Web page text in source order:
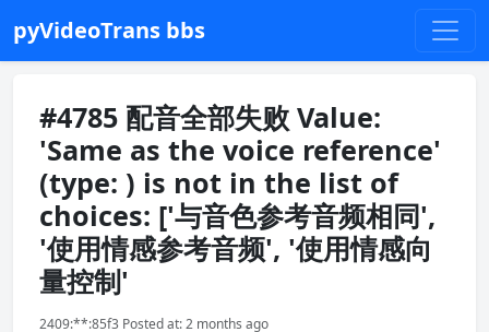
pyVideoTrans bbs
#4785 配音全部失败 Value:
'Same as the voice reference'
(type: ) is not in the list of
choices: ['与音色参考音频相同',
'使用情感参考音频', '使用情感向
量控制'
2409:**:85f3 Posted at: 2 months ago